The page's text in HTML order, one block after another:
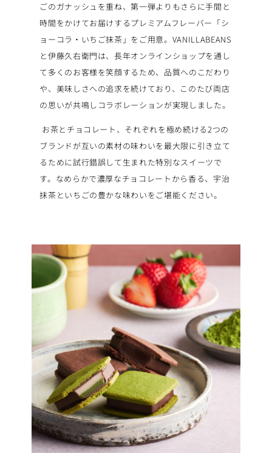
ごのガナッシュを重ね、第一弾よりもさらに手間と
時間をかけてお届けするプレミアムフレーバー「シ
ョーコラ・いちご抹茶」をご用意。VANILLABEANS
と伊藤久右衛門は、長年オンラインショップを通し
て多くのお客様を笑顔するため、品質へのこだわり
や、美味しさへの追求を続けており、このたび両店
の思いが共鳴しコラボレーションが実現しました。
お茶とチョコレート、それぞれを極め続ける2つの
ブランドが互いの素材の味わいを最大限に引き立て
るために試行錯誤して生まれた特別なスイーツで
す。なめらかで濃厚なチョコレートから香る、宇治
抹茶といちごの豊かな味わいをご堪能ください。